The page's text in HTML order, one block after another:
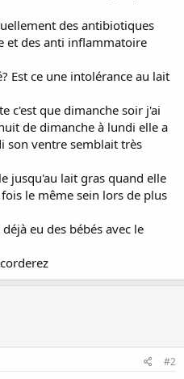
des antibiotiques
et des anti inflammatoire
Est ce une intolérance au lait
c'est que dimanche soir j'ai
de dimanche à lundi elle a
son ventre semblait très
jusqu'au lait gras quand elle
le même sein lors de plus
eu des bébés avec le
#2